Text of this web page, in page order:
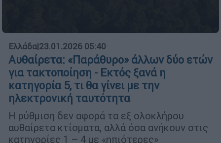
Ελλάδα|23.01.2026 05:40
Αυθαίρετα: «Παράθυρο» άλλων δύο ετών
για τακτοποίηση - Εκτός ξανά η
κατηγορία 5, τι θα γίνει με την
ηλεκτρονική ταυτότητα
Η ρύθμιση δεν αφορά τα εξ ολοκλήρου
αυθαίρετα κτίσματα, αλλά όσα ανήκουν στις
κατηγορίες 1 – 4 με «ηπιότερες»